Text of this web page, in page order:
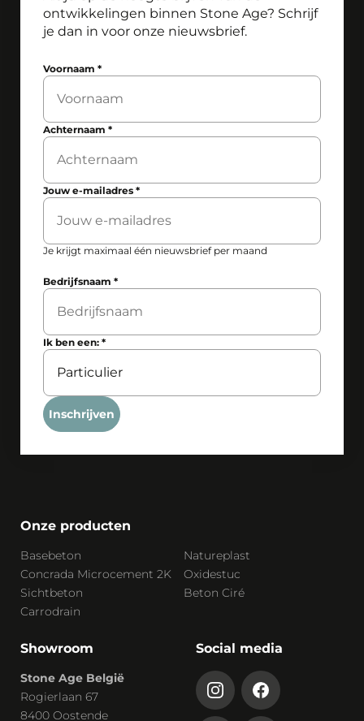
ontwikkelingen binnen Stone Age? Schrijf
je dan in voor onze nieuwsbrief.
Voornaam*
Achternaam*
Jouw e-mailadres*
Je krijgt maximaal één nieuwsbrief per maand
Bedrijfsnaam*
Ik ben een:*
Inschrijven
Onze producten
Basebeton
Natureplast
Concrada Microcement 2K
Oxidestuc
Sichtbeton
Beton Ciré
Carrodrain
Showroom
Stone Age België
Rogierlaan 67
8400 Oostende
Social media